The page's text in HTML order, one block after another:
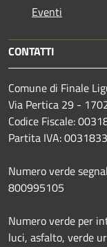
Eventi
CONTATTI
Comune di Finale
Via Pertica 29 -
Codice Fiscale:
Partita IVA:
Numero verde
800995105
Numero verde per
luci, asfalto, verde